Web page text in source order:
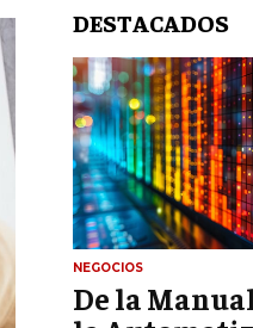
LIFESTYLE
DESTACADOS
NEGOCIOS
De la